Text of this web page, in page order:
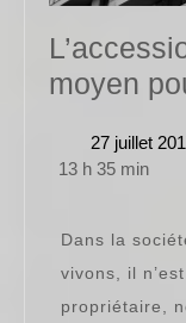
moyen
27 juillet
13 h 35 min
Dans la
vivons, il
propriétaire,